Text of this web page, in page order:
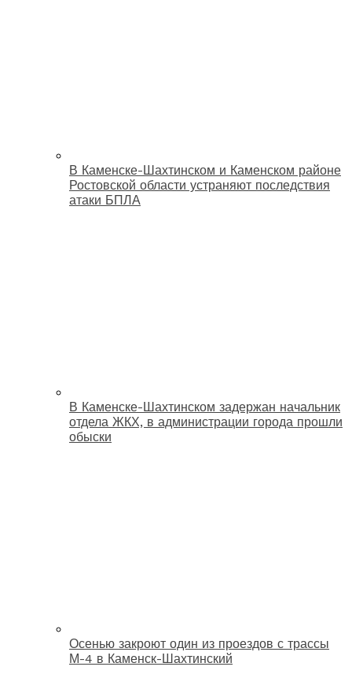
В Каменске-Шахтинском и Каменском районе
Ростовской области устраняют последствия
атаки БПЛА
В Каменске-Шахтинском задержан начальник
отдела ЖКХ, в администрации города прошли
обыски
Осенью закроют один из проездов с трассы
М-4 в Каменск-Шахтинский